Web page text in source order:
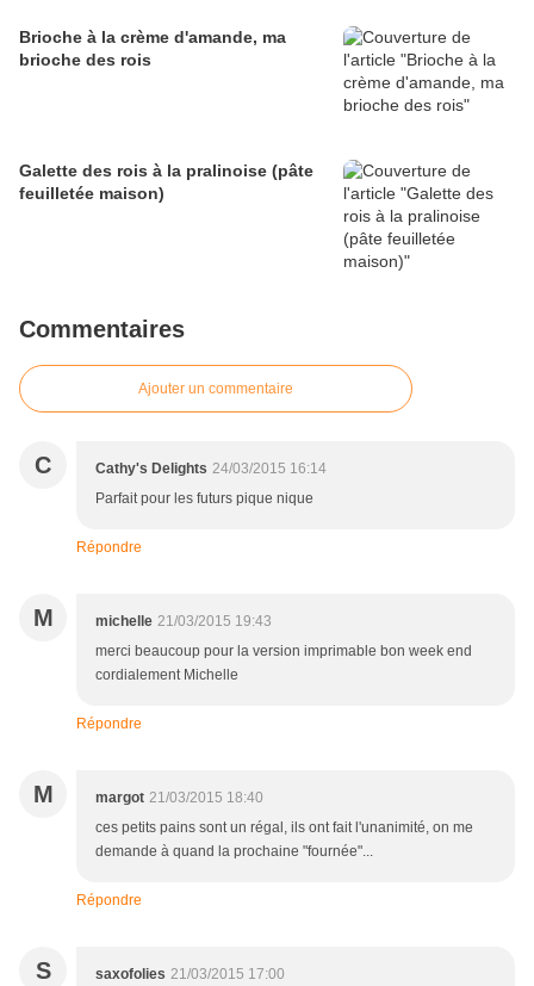
Brioche à la crème d'amande, ma
brioche des rois
Galette des rois à la pralinoise (pâte
feuilletée maison)
Commentaires
Ajouter un commentaire
C Cathy's Delights 24/03/2015 16:14
Parfait pour les futurs pique nique
Répondre
M michelle 21/03/2015 19:43
merci beaucoup pour la version imprimable bon week end
cordialement Michelle
Répondre
M margot 21/03/2015 18:40
ces petits pains sont un régal, ils ont fait l'unanimité, on me
demande à quand la prochaine "fournée"...
Répondre
S saxofolies 21/03/2015 17:00